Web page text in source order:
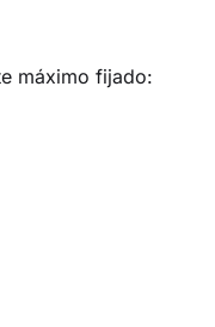
máximo fijado: